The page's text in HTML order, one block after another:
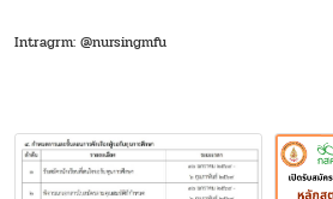
Intragrm: @nursingmfu